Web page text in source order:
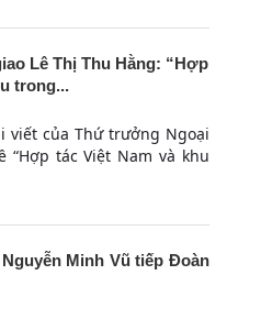
Lê Thị Thu Hằng: “Hợp
trong...
viết của Thứ trưởng Ngoại
tác Việt Nam và khu
Minh Vũ tiếp Đoàn